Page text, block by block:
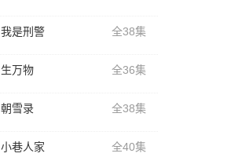
我是刑警 全38集
生万物 全36集
朝雪录 全38集
小巷人家 全40集